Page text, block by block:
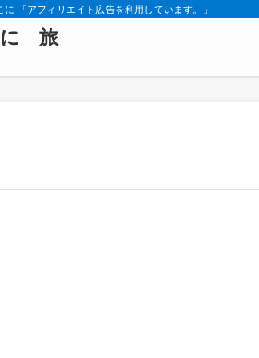
「アフィリエイト広告を利用しています。」
に 旅